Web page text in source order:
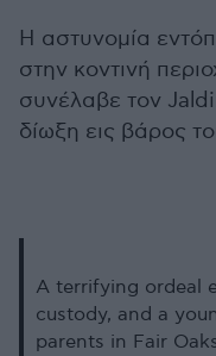
Η αστυνομία
στην κοντινή
συνέλαβε τον
δίωξη εις βάρος
A terrifying ordeal
custody, and a
parents in Fair